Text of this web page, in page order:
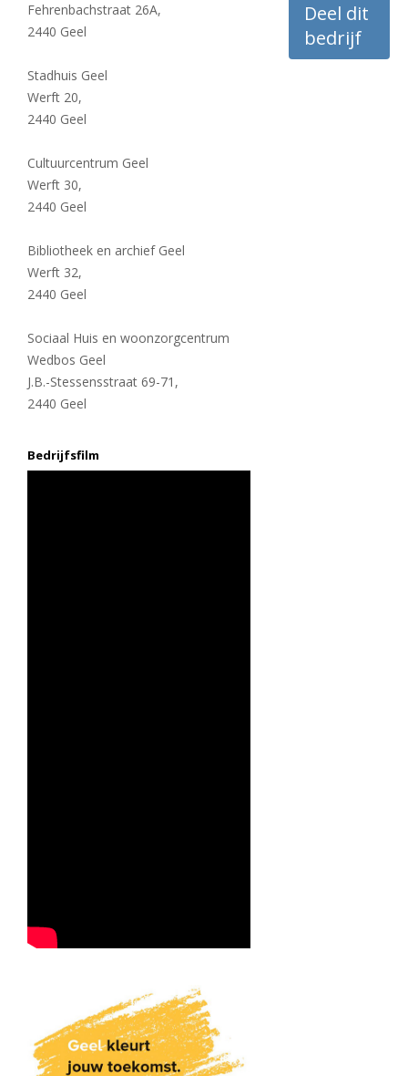
Fehrenbachstraat 26A,
2440 Geel
Stadhuis Geel
Werft 20,
2440 Geel
Cultuurcentrum Geel
Werft 30,
2440 Geel
Bibliotheek en archief Geel
Werft 32,
2440 Geel
Sociaal Huis en woonzorgcentrum
Wedbos Geel
J.B.-Stessensstraat 69-71,
2440 Geel
Bedrijfsfilm
Deel dit
bedrijf